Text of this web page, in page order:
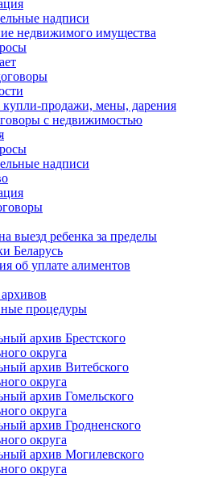
надписи
недвижимого имущества
продажи, мены, дарения
с недвижимостью
надписи
выезд ребенка за пределы
Беларусь
об уплате алиментов
процедуры
архив Брестского
округа
архив Витебского
округа
архив Гомельского
округа
архив Гродненского
округа
архив Могилевского
округа